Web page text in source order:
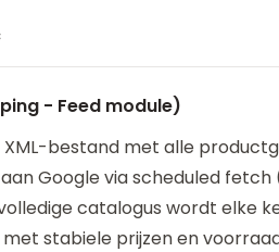
- Feed module)
bestand met alle
Google via scheduled fetch
catalogus wordt elke
met stabiele prijzen en